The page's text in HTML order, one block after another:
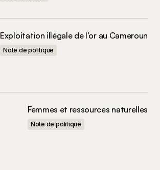
Exploitation illégale de l’or au Cameroun
Note de politique
Femmes et ressources naturelles
Note de politique